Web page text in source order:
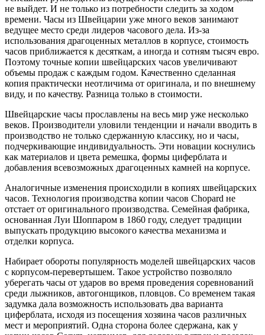
не выйдет. И не только из потребности следить за ходом
времени. Часы из Швейцарии уже много веков занимают
ведущее место среди лидеров часового дела. Из-за
использования драгоценных металлов в корпусе, стоимость
часов приближается к десяткам, а иногда и сотням тысяч евро.
Поэтому точные копии швейцарских часов увеличивают
объемы продаж с каждым годом. Качественно сделанная
копия практически неотличима от оригинала, и по внешнему
виду, и по качеству. Разница только в стоимости.
Швейцарские часы прославлены на весь мир уже несколько
веков. Производители уловили тенденции и начали вводить в
производство не только сдержанную классику, но и часы,
подчеркивающие индивидуальность. Эти новации коснулись
как материалов и цвета ремешка, формы циферблата и
добавления всевозможных драгоценных камней на корпусе.
Аналогичные изменения происходили в копиях швейцарских
часов. Технология производства копии часов Chopard не
отстает от оригинального производства. Семейная фабрика,
основанная Луи Шоппаром в 1860 году, следует традиции
выпускать продукцию высокого качества механизма и
отделки корпуса.
Набирает обороты популярность моделей швейцарских часов
с корпусом-перевертышем. Такое устройство позволяло
уберегать часы от ударов во время проведения соревнований
среди лыжников, автогонщиков, пловцов. Со временем такая
задумка дала возможность использовать два варианта
циферблата, исходя из посещения хозяина часов различных
мест и мероприятий. Одна сторона более сдержана, как у